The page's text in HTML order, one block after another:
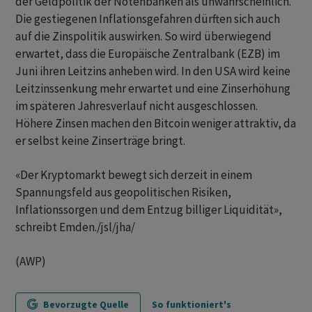
Die gestiegenen Inflationsgefahren dürften sich auch
auf die Zinspolitik auswirken. So wird überwiegend
erwartet, dass die Europäische Zentralbank (EZB) im
Juni ihren Leitzins anheben wird. In den USA wird keine
Leitzinssenkung mehr erwartet und eine Zinserhöhung
im späteren Jahresverlauf nicht ausgeschlossen.
Höhere Zinsen machen den Bitcoin weniger attraktiv, da
er selbst keine Zinserträge bringt.
«Der Kryptomarkt bewegt sich derzeit in einem
Spannungsfeld aus geopolitischen Risiken,
Inflationssorgen und dem Entzug billiger Liquidität»,
schreibt Emden./jsl/jha/
(AWP)
Bevorzugte Quelle So funktioniert's